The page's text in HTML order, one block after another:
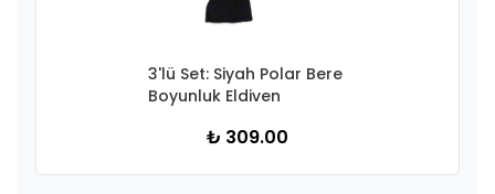
3'lü Set: Siyah Polar Bere
Boyunluk Eldiven
₺ 309.00